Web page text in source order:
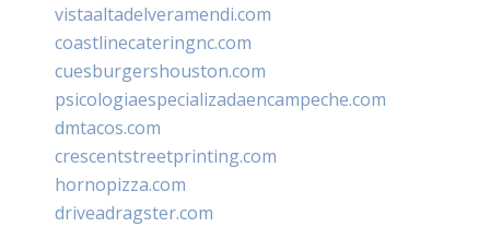
vistaaltadelveramendi.com
coastlinecateringnc.com
cuesburgershouston.com
psicologiaespecializadaencampeche.com
dmtacos.com
crescentstreetprinting.com
hornopizza.com
driveadragster.com